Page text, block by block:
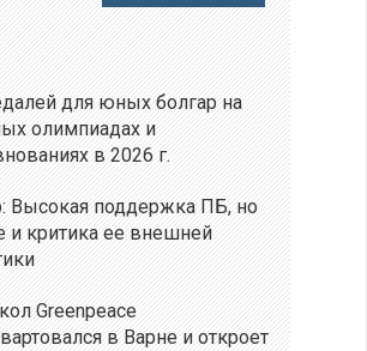
для юных болгар на
олимпиадах и
в 2026 г.
Высокая поддержка ПБ, но
и критика ее внешней
Greenpeace
в Варне и откроет